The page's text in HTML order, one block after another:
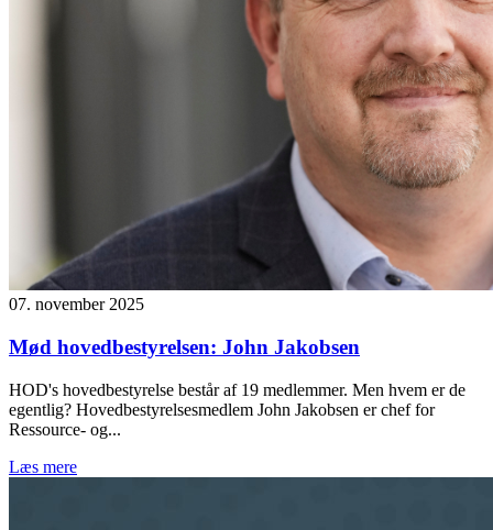
07. november 2025
Mød hovedbestyrelsen: John Jakobsen
HOD's hovedbestyrelse består af 19 medlemmer. Men hvem er de
egentlig? Hovedbestyrelsesmedlem John Jakobsen er chef for
Ressource- og...
Læs mere